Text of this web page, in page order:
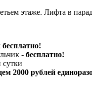
этаже. Лифта в
бесплатно!
- бесплатно!
сутки
2000 рублей